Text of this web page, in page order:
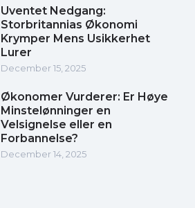
Uventet Nedgang:
Storbritannias Økonomi
Krymper Mens Usikkerhet
Lurer
December 15, 2025
Økonomer Vurderer: Er Høye
Minstelønninger en
Velsignelse eller en
Forbannelse?
December 14, 2025